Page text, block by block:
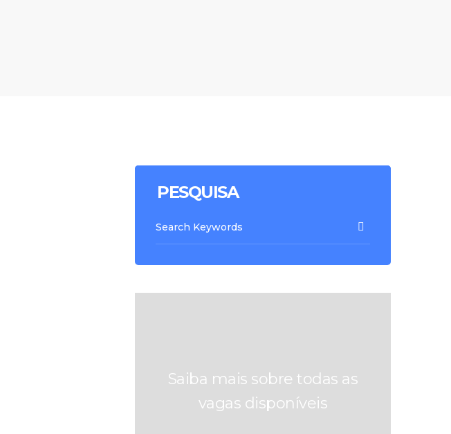
PESQUISA
Saiba mais sobre todas as
vagas disponíveis